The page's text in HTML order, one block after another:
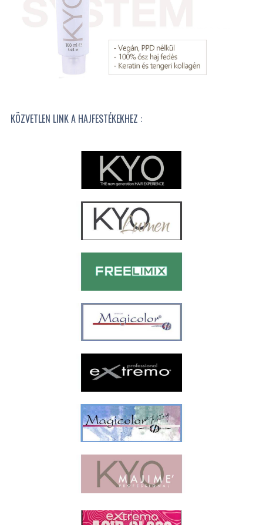
KÖZVETLEN LINK A HAJFESTÉKEKHEZ :